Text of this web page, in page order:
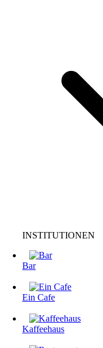
INSTITUTIONEN
Bar
Ein Cafe
Kaffeehaus